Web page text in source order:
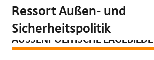
Ressort Außen- und
Sicherheitspolitik
AUSSENPOLITISCHE LAGEBILDER